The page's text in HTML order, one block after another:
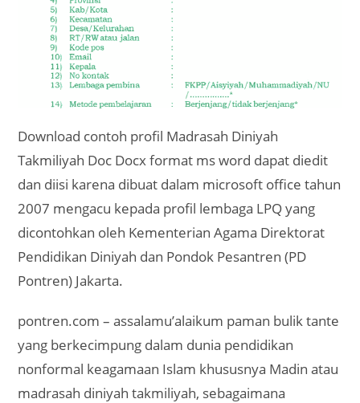
Download contoh profil Madrasah Diniyah
Takmiliyah Doc Docx format ms word dapat diedit
dan diisi karena dibuat dalam microsoft office tahun
2007 mengacu kepada profil lembaga LPQ yang
dicontohkan oleh Kementerian Agama Direktorat
Pendidikan Diniyah dan Pondok Pesantren (PD
Pontren) Jakarta.
pontren.com – assalamu’alaikum paman bulik tante
yang berkecimpung dalam dunia pendidikan
nonformal keagamaan Islam khususnya Madin atau
madrasah diniyah takmiliyah, sebagaimana